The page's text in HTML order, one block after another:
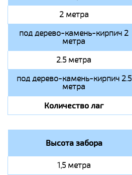
2 метра
под дерево-камень-кирпич 2
метра
2.5 метра
под дерево-камень-кирпич 2.5
метра
Количество лаг
Высота забора
1,5 метра